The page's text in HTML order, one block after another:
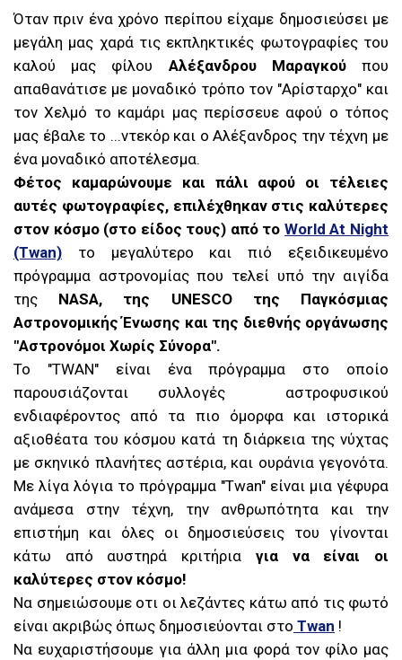
Όταν πριν ένα χρόνο περίπου είχαμε δημοσιεύσει με
μεγάλη μας χαρά τις εκπληκτικές φωτογραφίες του
καλού μας φίλου Αλέξανδρου Μαραγκούπου
απαθανάτισε με μοναδικό τρόπο τον "Αρίσταρχο" και
τον Χελμό το καμάρι μας περίσσευε αφού ο τόπος
μας έβαλε το ...ντεκόρ και ο Αλέξανδρος την τέχνη με
ένα μοναδικό αποτέλεσμα.
Φέτος καμαρώνουμε και πάλι αφού οι τέλειες
αυτές φωτογραφίες, επιλέχθηκαν στις καλύτερες
στον κόσμο (στο είδος τους) από το World At Night
(Twan)
το μεγαλύτερο και πιό εξειδικευμένο
πρόγραμμα αστρονομίας που τελεί υπό την αιγίδα
της NASA, της UNESCO της Παγκόσμιας
Αστρονομικής Ένωσης και της διεθνής οργάνωσης
"Αστρονόμοι Χωρίς Σύνορα".
Το "TWAN" είναι ένα πρόγραμμα στο οποίο
παρουσιάζονται συλλογές αστροφυσικού
ενδιαφέροντος από τα πιο όμορφα και ιστορικά
αξιοθέατα του κόσμου κατά τη διάρκεια της νύχτας
με σκηνικό πλανήτες αστέρια, και ουράνια γεγονότα.
Με λίγα λόγια το πρόγραμμα "Twan" είναι μια γέφυρα
ανάμεσα στην τέχνη, την ανθρωπότητα και την
επιστήμη και όλες οι δημοσιεύσεις του γίνονται
κάτω από αυστηρά κριτήρια για να είναι οι
καλύτερες στον κόσμο!
Να σημειώσουμε οτι οι λεζάντες κάτω από τις φωτό
είναι ακριβώς όπως δημοσιεύονται στο Twan !
Να ευχαριστήσουμε για άλλη μια φορά τον φίλο μας